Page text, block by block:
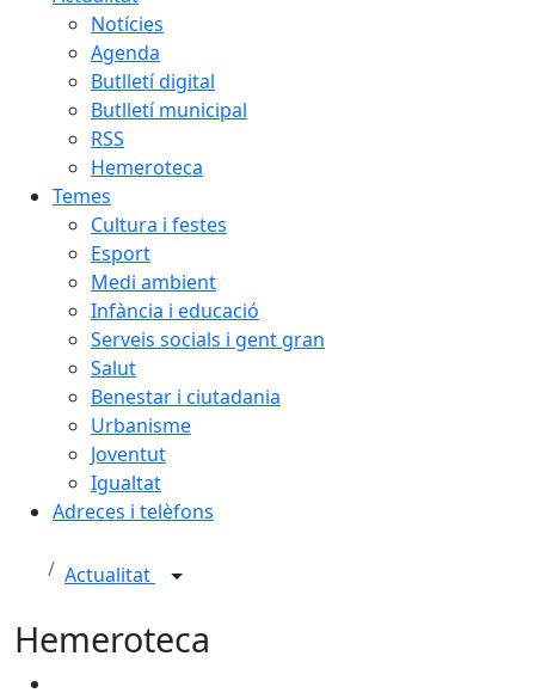
Notícies
Agenda
Butlletí digital
Butlletí municipal
RSS
Hemeroteca
Temes
Cultura i festes
Esport
Medi ambient
Infància i educació
Serveis socials i gent gran
Salut
Benestar i ciutadania
Urbanisme
Joventut
Igualtat
Adreces i telèfons
Actualitat
Hemeroteca